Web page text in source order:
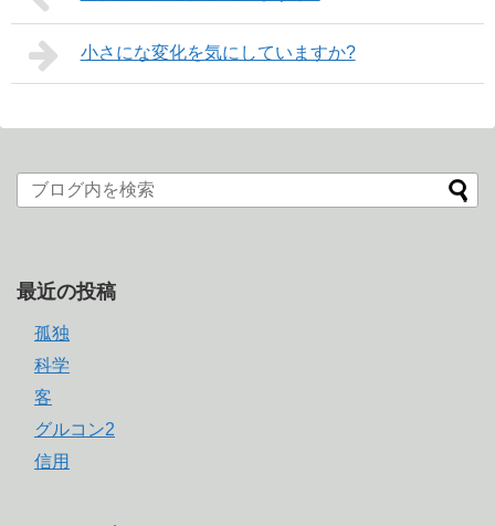
小さにな変化を気にしていますか?
最近の投稿
孤独
科学
客
グルコン2
信用